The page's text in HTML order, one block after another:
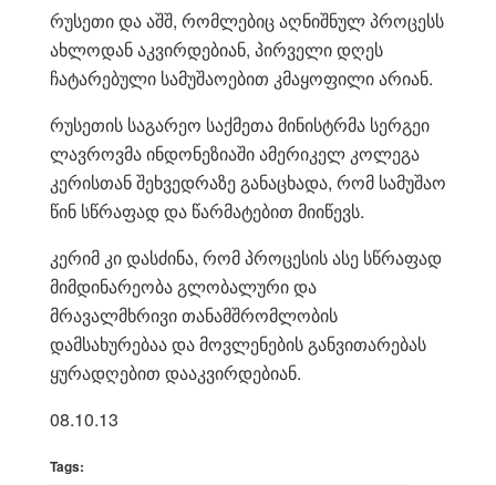
რუსეთი და აშშ, რომლებიც აღნიშნულ პროცესს
ახლოდან აკვირდებიან, პირველი დღეს
ჩატარებული სამუშაოებით კმაყოფილი არიან.
რუსეთის საგარეო საქმეთა მინისტრმა სერგეი
ლავროვმა ინდონეზიაში ამერიკელ კოლეგა
კერისთან შეხვედრაზე განაცხადა, რომ სამუშაო
წინ სწრაფად და წარმატებით მიიწევს.
კერიმ კი დასძინა, რომ პროცესის ასე სწრაფად
მიმდინარეობა გლობალური და
მრავალმხრივი თანამშრომლობის
დამსახურებაა და მოვლენების განვითარებას
ყურადღებით დააკვირდებიან.
08.10.13
Tags: